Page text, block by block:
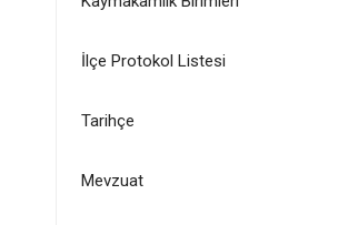
İlçe Protokol Listesi
Tarihçe
Mevzuat